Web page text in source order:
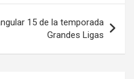
15 de la temporada
Grandes Ligas